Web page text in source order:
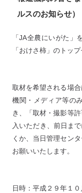
ルスのお知らせ）
「JA全農にいがた」
「おけさ柿」のトッ
取材を希望される場
機関・メディア等の
き、「取材・撮影等
入いただき、前日ま
くか、当日管理セン
お願いいたします。
日時：平成２９年１